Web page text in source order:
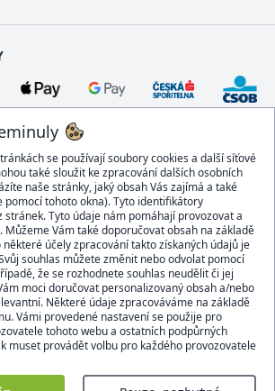
se používají soubory cookies a další síťové
také sloužit ke zpracování dalších osobních
naše stránky, jaký obsah Vás zajímá a také
pomocí tohoto okna). Tyto identifikátory
stránek. Tyto údaje nám pomáhají provozovat a
Můžeme Vám také doporučovat obsah na základě
účely zpracování takto získaných údajů je
souhlas můžete změnit nebo odvolat pomocí
že se rozhodnete souhlas neudělit či jej
moci doručovat personalizovaný obsah a/nebo
Některé údaje zpracováváme na základě
Vámi provedené nastavení se použije pro
tohoto webu a ostatních podpůrných
muset provádět volbu pro každého provozovatele
Domacidoplnky.cz © 2007 - 2026